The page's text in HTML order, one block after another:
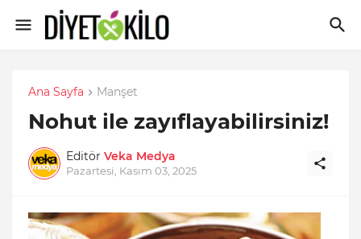
Ana Sayfa Manşet
Nohut ile zayıflayabilirsiniz!
Editör Veka Medya
Pazartesi, Kasım 03, 2025